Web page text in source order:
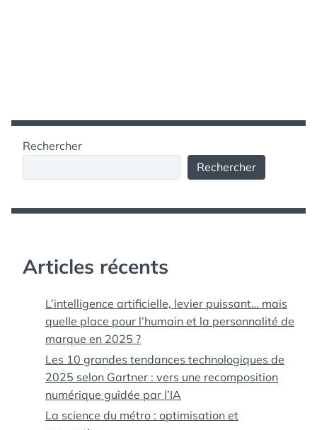
Rechercher
Rechercher
Articles récents
L’intelligence artificielle, levier puissant… mais
quelle place pour l’humain et la personnalité de
marque en 2025 ?
Les 10 grandes tendances technologiques de
2025 selon Gartner : vers une recomposition
numérique guidée par l’IA
La science du métro : optimisation et